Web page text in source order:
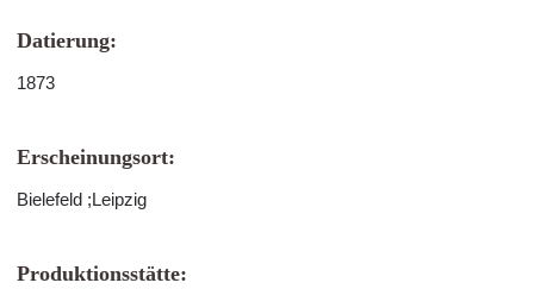
Datierung:
1873
Erscheinungsort:
Bielefeld ;Leipzig
Produktionsstätte: